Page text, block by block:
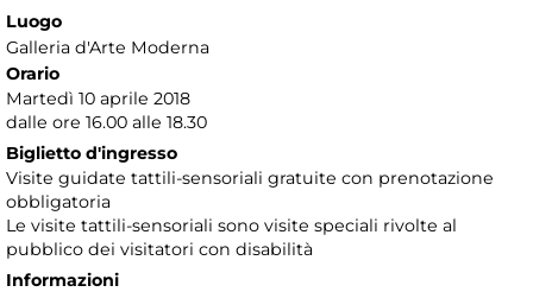
Luogo
Galleria d'Arte Moderna
Orario
Martedì 10 aprile 2018
dalle ore 16.00 alle 18.30
Biglietto d'ingresso
Visite guidate tattili-sensoriali gratuite con prenotazione
obbligatoria
Le visite tattili-sensoriali sono visite speciali rivolte al
pubblico dei visitatori con disabilità
Informazioni